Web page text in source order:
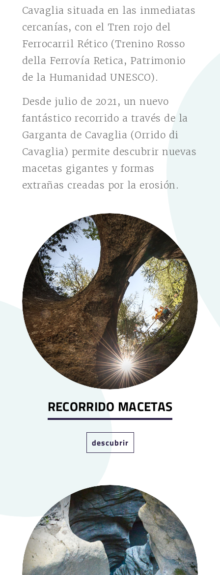
Cavaglia situada en las inmediatas
cercanías, con el Tren rojo del
Ferrocarril Rético (Trenino Rosso
della Ferrovía Retica, Patrimonio
de la Humanidad UNESCO).
Desde julio de 2021, un nuevo
fantástico recorrido a través de la
Garganta de Cavaglia (Orrido di
Cavaglia) permite descubrir nuevas
macetas gigantes y formas
extrañas creadas por la erosión.
RECORRIDO MACETAS
descubrir